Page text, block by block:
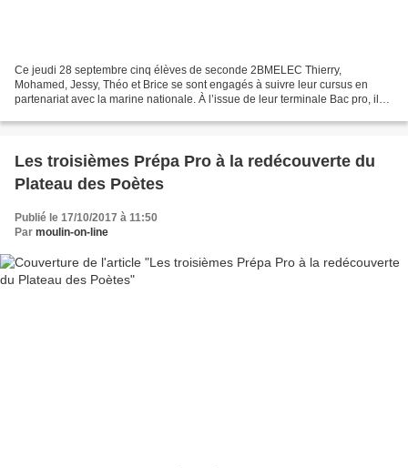
Ce jeudi 28 septembre cinq élèves de seconde 2BMELEC Thierry,
Mohamed, Jessy, Théo et Brice se sont engagés à suivre leur cursus en
partenariat avec la marine nationale. À l’issue de leur terminale Bac pro, ils
Les troisièmes Prépa Pro à la redécouverte du
Plateau des Poètes
Publié le 17/10/2017 à 11:50
Par moulin-on-line